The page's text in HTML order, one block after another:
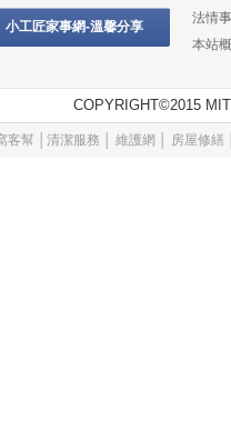
小工匠家事網-溫馨分享
法情
本站
COPYRIGHT©2015
客幫 清潔服務 維護網 房屋修繕